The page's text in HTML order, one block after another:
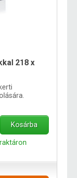
218 x
Kosárba
raktáron